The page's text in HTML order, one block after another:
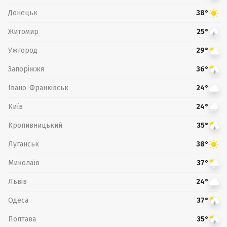
Донецьк 38°
Житомир 25°
Ужгород 29°
Запоріжжя 36°
Івано-Франківськ 24°
Київ 24°
Кропивницький 35°
Луганськ 38°
Миколаїв 37°
Львів 24°
Одеса 37°
Полтава 35°